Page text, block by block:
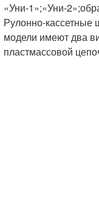
«Уни-1»;«Уни-
Рулонно-кассетные
модели имеют два
пластмассовой